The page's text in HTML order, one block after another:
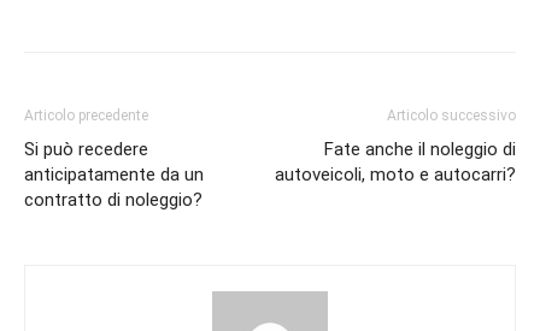
Articolo precedente
Si può recedere
anticipatamente da un
contratto di noleggio?
Articolo successivo
Fate anche il noleggio di
autoveicoli, moto e autocarri?